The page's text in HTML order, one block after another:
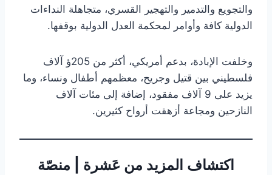
والتجويع والتدمير والتهجير القسري، متجاهلة النداءات
الدولية كافة وأوامر لمحكمة العدل الدولية بوقفها.
وخلفت الإبادة، بدعم أمريكي، أكثر من 205ؤ آلاف
فلسطيني بين قتيل وجريح، معظمهم أطفال ونساء، وما
يزيد على 9 آلاف مفقود، إضافة إلى مئات آلاف
النازحين ومجاعة أزهقت أرواح كثيرين.
اكتشاف المزيد من عَشرة | منصّة